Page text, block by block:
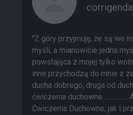
corrigenda
"Z góry przyjmuję, że są we
myśli, a mianowicie jedna
powstająca z mojej tylko
inne przychodzą do mnie z
ducha dobrego, druga od
ćwiczenia duchowne
Ćwiczenia Duchowne, jak i